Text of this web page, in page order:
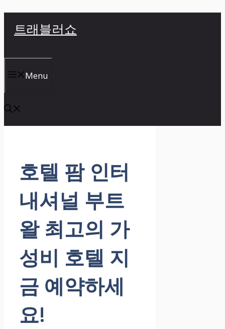
너
뛰
기
트래블러쇼
Menu
호텔 팜 인터
내셔널 부트
왈 최고의 가
성비 호텔 지
금 예약하세
요!